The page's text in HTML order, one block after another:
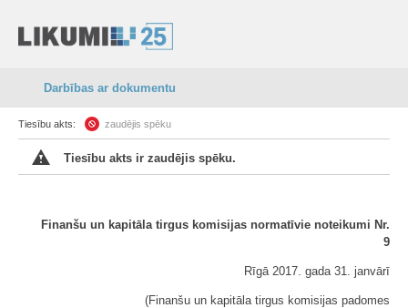
Darbības ar dokumentu
Tiesību akts: zaudējis spēku
Tiesību akts ir zaudējis spēku.
Finanšu un kapitāla tirgus komisijas normatīvie noteikumi Nr.
9
Rīgā 2017. gada 31. janvārī
(Finanšu un kapitāla tirgus komisijas padomes